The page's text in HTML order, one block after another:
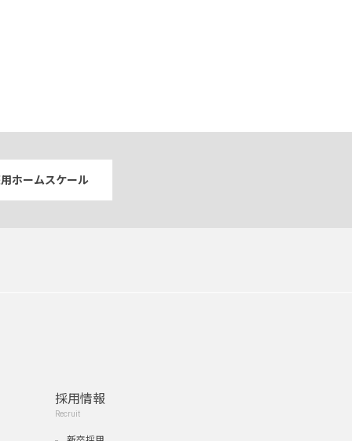
ホームスケール
採用情報
Recruit